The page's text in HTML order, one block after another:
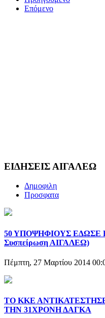
Επόμενο
ΕΙΔΗΣΕΙΣ ΑΙΓΑΛΕΩ
Δημοφιλη
Προσφατα
50 ΥΠΟΨΗΦΙΟΥΣ ΕΔΩΣΕ
Συσπείρωση ΑΙΓΑΛΕΩ)
Πέμπτη, 27 Μαρτίου 2014
ΤΟ ΚΚΕ
ΤΗΝ 31ΧΡΟΝΗ ΔΑΓΚΑ